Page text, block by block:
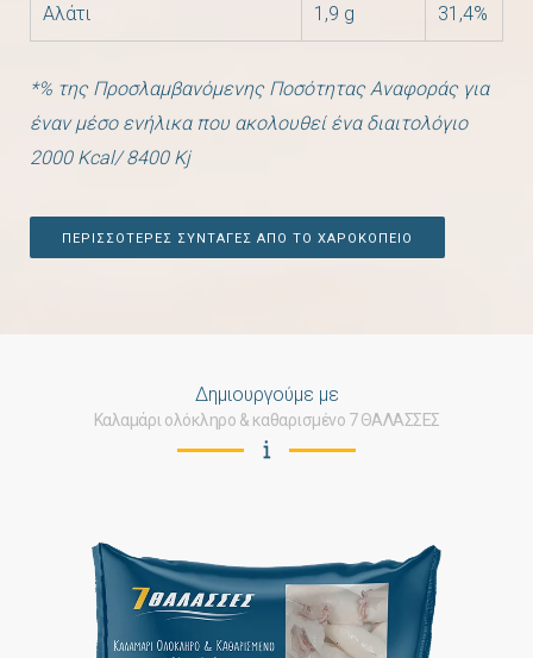
Αλάτι 1,9 g 31,4%
*% της Προσλαμβανόμενης Ποσότητας Αναφοράς για
έναν μέσο ενήλικα που ακολουθεί ένα διαιτολόγιο
2000 Kcal/ 8400 Kj
ΠΕΡΙΣΣΟΤΕΡΕΣ ΣΥΝΤΑΓΕΣ ΑΠΟ ΤΟ ΧΑΡΟΚΟΠΕΙΟ
Δημιουργούμε με
Καλαμάρι ολόκληρο & καθαρισμένο 7 ΘΑΛΑΣΣΕΣ